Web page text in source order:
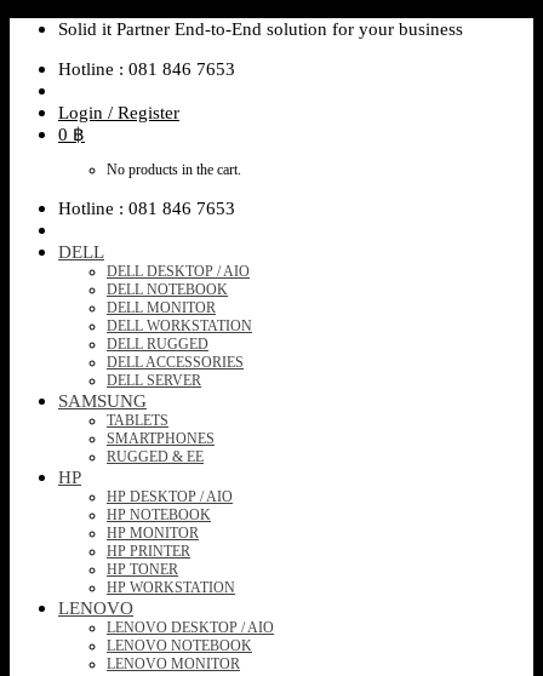
Skip
content
Solid it Partner End-to-End solution for your business
Hotline : 081 846 7653
Login / Register
0 ฿
No products in the cart.
Hotline : 081 846 7653
DELL
DELL DESKTOP / AIO
DELL NOTEBOOK
DELL MONITOR
DELL WORKSTATION
DELL RUGGED
DELL ACCESSORIES
DELL SERVER
SAMSUNG
TABLETS
SMARTPHONES
RUGGED & EE
HP
HP DESKTOP / AIO
HP NOTEBOOK
HP MONITOR
HP PRINTER
HP TONER
HP WORKSTATION
LENOVO
LENOVO DESKTOP / AIO
LENOVO NOTEBOOK
LENOVO MONITOR